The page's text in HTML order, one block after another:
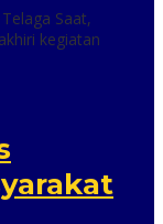
Saat,
kegiatan